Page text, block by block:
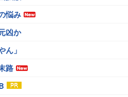
悩み
凶か
」
路